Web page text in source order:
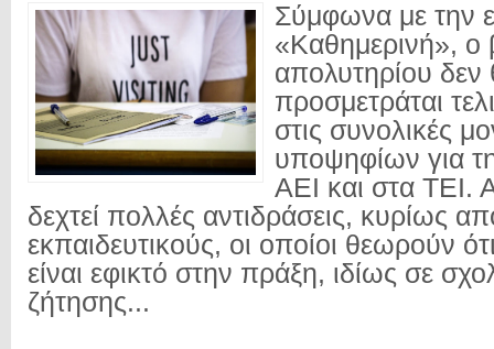
Σύμφωνα με την
«Καθημερινή», ο
απολυτηρίου δεν
προσμετράται
στις συνολικές
υποψηφίων για
ΑΕΙ και στα ΤΕΙ.
δεχτεί πολλές αντιδράσεις, κυρίως
εκπαιδευτικούς, οι οποίοι θεωρούν
είναι εφικτό στην πράξη, ιδίως σε
ζήτησης...